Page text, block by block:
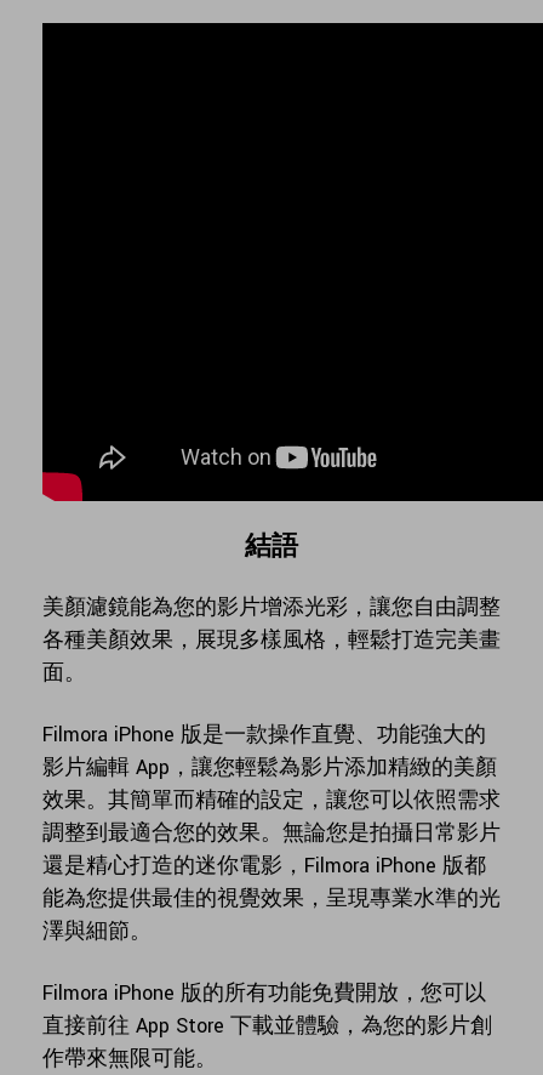
結語
美顏濾鏡能為您的影片增添光彩，讓您自由調整
各種美顏效果，展現多樣風格，輕鬆打造完美畫
面。
Filmora iPhone 版是一款操作直覺、功能強大的
影片編輯 App，讓您輕鬆為影片添加精緻的美顏
效果。其簡單而精確的設定，讓您可以依照需求
調整到最適合您的效果。無論您是拍攝日常影片
還是精心打造的迷你電影，Filmora iPhone 版都
能為您提供最佳的視覺效果，呈現專業水準的光
澤與細節。
Filmora iPhone 版的所有功能免費開放，您可以
直接前往 App Store 下載並體驗，為您的影片創
作帶來無限可能。